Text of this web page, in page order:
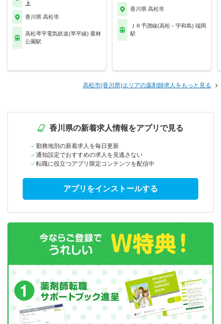
上
香川県 高松市
高松琴平電気鉄道(琴平線) 栗林
公園駅
香川県 高松市
ＪＲ予讃線(高松－宇和島) 端岡
駅
高松市(香川県)エリアの薬剤師求人をもっと見る
香川県の新着求人情報をアプリで見る
勤務地別の新着求人を毎日更新
通知設定でおすすめの求人を見逃さない
転職に役立つアプリ限定コンテンツを配信中
アプリをインストールする